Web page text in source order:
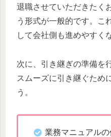
退職させていただきたく
う形式が一般的です。こ
して会社側も進めやすく
次に、引き継ぎの準備を
スムーズに引き継ぐため
う。
業務マニュアル